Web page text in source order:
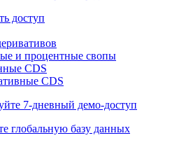
доступ
и процентные свопы
CDS
CDS
7-дневный демо-доступ
глобальную базу данных